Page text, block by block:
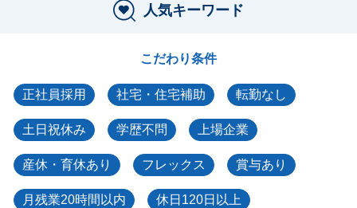
人気キーワード
こだわり条件
正社員採用 社宅・住宅補助 転勤なし
土日祝休み 学歴不問 上場企業
産休・育休あり フレックス 賞与あり
月残業20時間以内 休日120日以上